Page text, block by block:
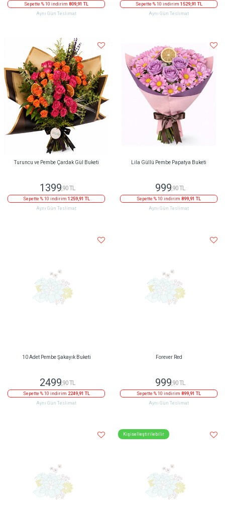
Sepette % 10 indirim 809,91 TL
Aynı Gün Teslimat
Sepette % 10 indirim 1529,91 TL
Aynı Gün Teslimat
Turuncu ve Pembe Çardak Gül Buketi
1399,90 TL
Sepette % 10 indirim 1259,91 TL
Aynı Gün Teslimat
Lila Güllü Pembe Papatya Buketi
999,90 TL
Sepette % 10 indirim 899,91 TL
Aynı Gün Teslimat
10 Adet Pembe Şakayık Buketi
2499,90 TL
Sepette % 10 indirim 2249,91 TL
Aynı Gün Teslimat
Forever Red
999,90 TL
Sepette % 10 indirim 899,91 TL
Aynı Gün Teslimat
Kişiselleştirilebilir